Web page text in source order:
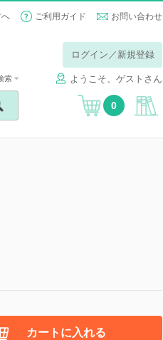
ご利用ガイド お問い合わせ
ログイン／新規登録
ようこそ、ゲストさん
索
0
カートに入れる